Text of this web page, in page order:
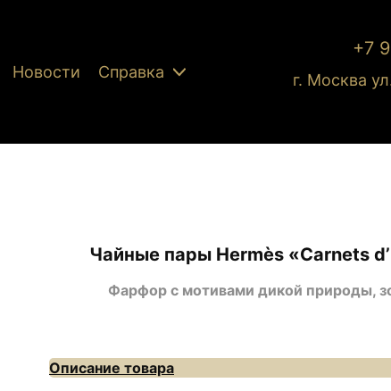
Новости Справка
+7
г. Москва
Чайные пары Hermès «Carnets
Фарфор с мотивами дикой природы,
Описание товара